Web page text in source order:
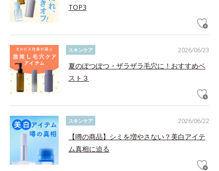
TOP3
2026/06/23
スキンケア
夏のぽつぽつ・ザラザラ毛穴に！おすすめベ
スト３
2026/06/22
スキンケア
【噂の商品】シミを増やさない？美白アイテ
ム真相に迫る